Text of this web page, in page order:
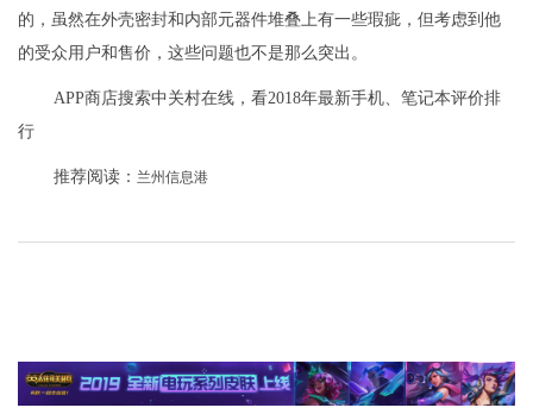
的，虽然在外壳密封和内部元器件堆叠上有一些瑕疵，但考虑到他
的受众用户和售价，这些问题也不是那么突出。
APP商店搜索中关村在线，看2018年最新手机、笔记本评价排
行
推荐阅读： 兰州信息港